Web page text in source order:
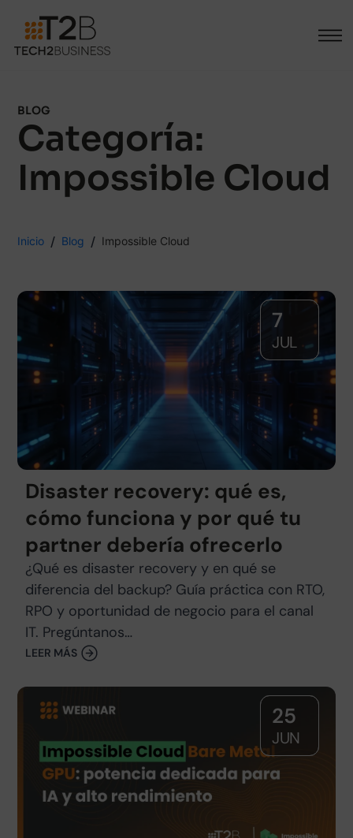
BLOG
Categoría:
Impossible Cloud
Inicio Blog Impossible Cloud
7
JUL
Disaster recovery: qué es,
cómo funciona y por qué tu
partner debería ofrecerlo
¿Qué es disaster recovery y en qué se
diferencia del backup? Guía práctica con RTO,
RPO y oportunidad de negocio para el canal
IT. Pregúntanos…
LEER MÁS
25
JUN